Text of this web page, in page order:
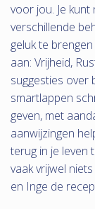
voor jou. Je
verschillende
geluk te
aan: Vrijheid,
suggesties over
smartlappen
geven, met
aanwijzingen
terug in je leven
vaak vrijwel
en Inge de